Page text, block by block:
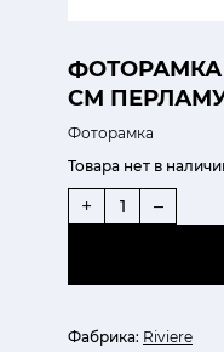
ФОТОРАМКА
СМ
Фоторамка
Фабрика: Riviere
Товара нет в
+ –